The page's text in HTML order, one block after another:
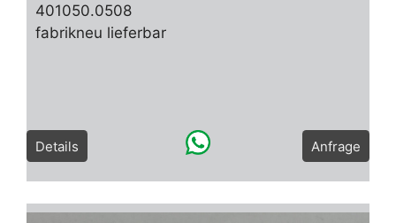
401050.0508
fabrikneu lieferbar
Details Anfrage